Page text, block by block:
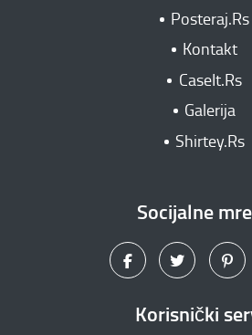
Posteraj.Rs
Kontakt
CaseIt.Rs
Galerija
Shirtey.Rs
Socijalne
Korisnički